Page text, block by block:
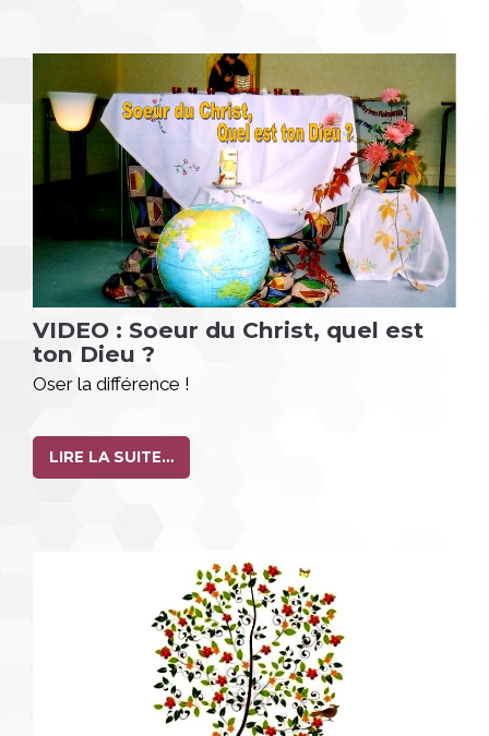
VIDEO : Soeur du Christ, quel est
ton Dieu ?
Oser la différence !
LIRE LA SUITE…